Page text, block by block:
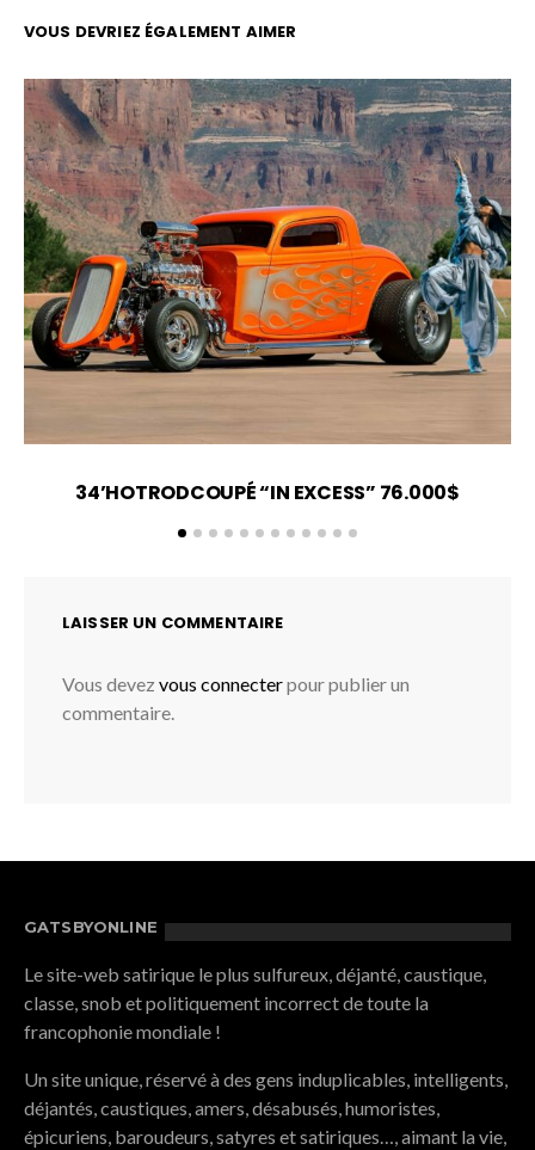
VOUS DEVRIEZ ÉGALEMENT AIMER
34’HOTRODCOUPÉ “IN EXCESS” 76.000$
LAISSER UN COMMENTAIRE
Vous devez vous connecterpour publier un
commentaire.
GATSBYONLINE
Le site-web satirique le plus sulfureux, déjanté, caustique,
classe, snob et politiquement incorrect de toute la
francophonie mondiale !
Un site unique, réservé à des gens induplicables, intelligents,
déjantés, caustiques, amers, désabusés, humoristes,
épicuriens, baroudeurs, satyres et satiriques…, aimant la vie,